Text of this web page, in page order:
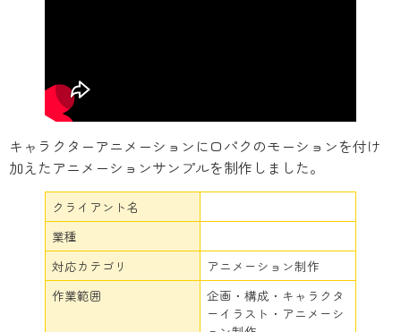
キャラクターアニメーションに口パクのモーションを付け
加えたアニメーションサンプルを制作しました。
クライアント名
業種
対応カテゴリ
アニメーション制作
作業範囲
企画・構成・キャラクタ
ーイラスト・アニメーシ